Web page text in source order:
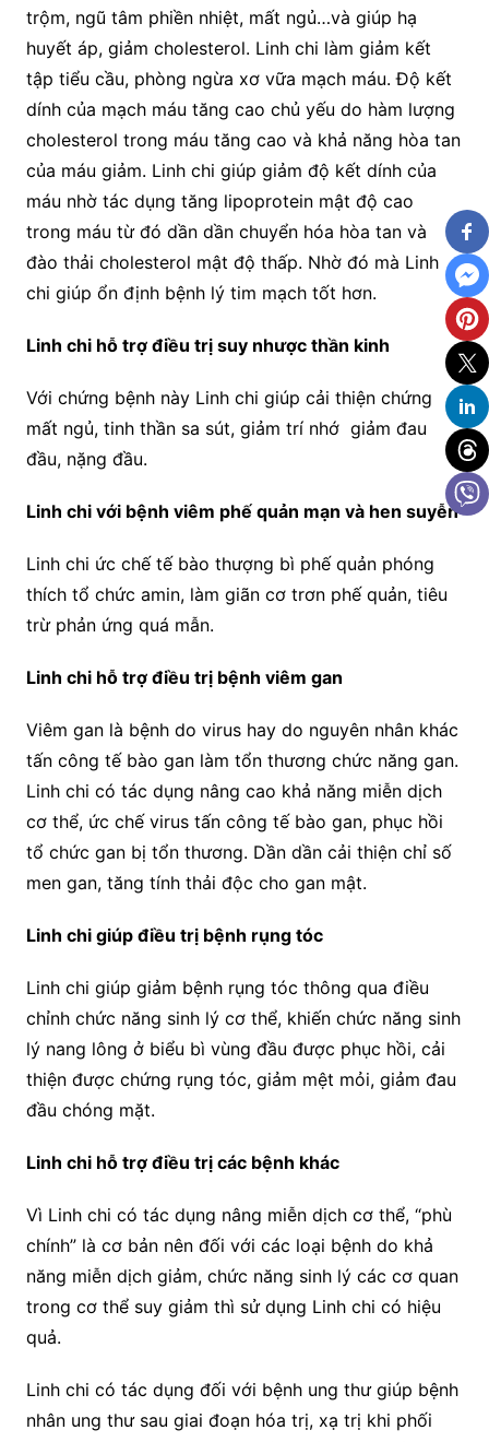
trộm, ngũ tâm phiền nhiệt, mất ngủ…và giúp hạ
huyết áp, giảm cholesterol. Linh chi làm giảm kết
tập tiểu cầu, phòng ngừa xơ vữa mạch máu. Độ kết
dính của mạch máu tăng cao chủ yếu do hàm lượng
cholesterol trong máu tăng cao và khả năng hòa tan
của máu giảm. Linh chi giúp giảm độ kết dính của
máu nhờ tác dụng tăng lipoprotein mật độ cao
trong máu từ đó dần dần chuyển hóa hòa tan và
đào thải cholesterol mật độ thấp. Nhờ đó mà Linh
chi giúp ổn định bệnh lý tim mạch tốt hơn.
Linh chi hỗ trợ điều trị suy nhược thần kinh
Với chứng bệnh này Linh chi giúp cải thiện chứng
mất ngủ, tinh thần sa sút, giảm trí nhớ giảm đau
đầu, nặng đầu.
Linh chi với bệnh viêm phế quản mạn và hen suyễn
Linh chi ức chế tế bào thượng bì phế quản phóng
thích tổ chức amin, làm giãn cơ trơn phế quản, tiêu
trừ phản ứng quá mẫn.
Linh chi hỗ trợ điều trị bệnh viêm gan
Viêm gan là bệnh do virus hay do nguyên nhân khác
tấn công tế bào gan làm tổn thương chức năng gan.
Linh chi có tác dụng nâng cao khả năng miễn dịch
cơ thể, ức chế virus tấn công tế bào gan, phục hồi
tổ chức gan bị tổn thương. Dần dần cải thiện chỉ số
men gan, tăng tính thải độc cho gan mật.
Linh chi giúp điều trị bệnh rụng tóc
Linh chi giúp giảm bệnh rụng tóc thông qua điều
chỉnh chức năng sinh lý cơ thể, khiến chức năng sinh
lý nang lông ở biểu bì vùng đầu được phục hồi, cải
thiện được chứng rụng tóc, giảm mệt mỏi, giảm đau
đầu chóng mặt.
Linh chi hỗ trợ điều trị các bệnh khác
Vì Linh chi có tác dụng nâng miễn dịch cơ thể, “phù
chính” là cơ bản nên đối với các loại bệnh do khả
năng miễn dịch giảm, chức năng sinh lý các cơ quan
trong cơ thể suy giảm thì sử dụng Linh chi có hiệu
quả.
Linh chi có tác dụng đối với bệnh ung thư giúp bệnh
nhân ung thư sau giai đoạn hóa trị, xạ trị khi phối